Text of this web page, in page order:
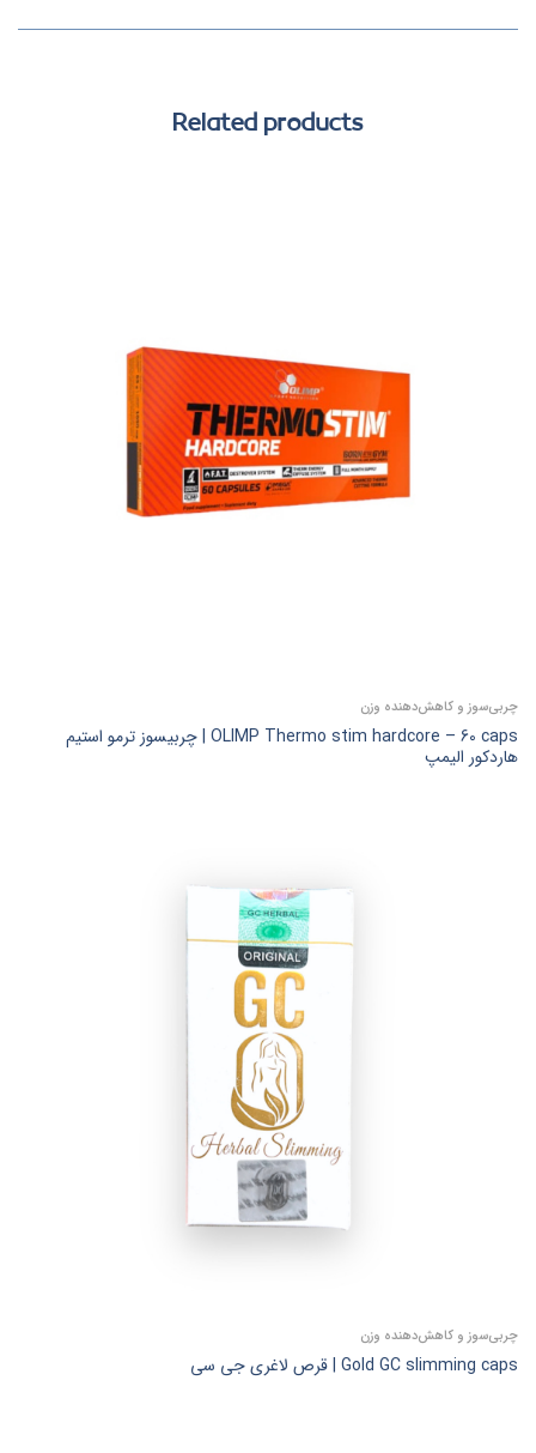
Related products
چربی‌سوز و کاهش‌دهنده وزن
OLIMP Thermo stim hardcore – 60 caps | چربیسوز ترمو استیم
هاردکور الیمپ
چربی‌سوز و کاهش‌دهنده وزن
Gold GC slimming caps | قرص لاغری جی سی